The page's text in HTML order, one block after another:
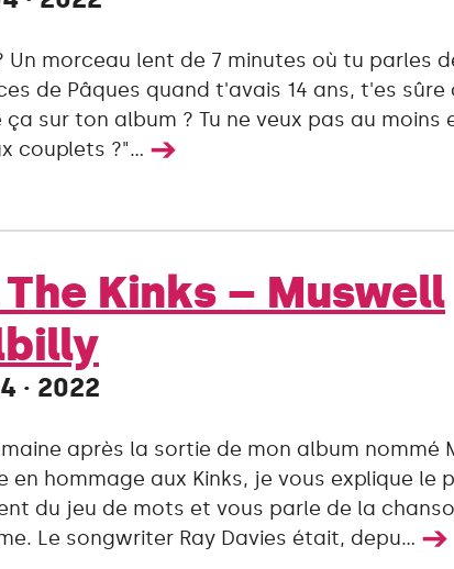
Un morceau lent de 7 minutes où tu parles
de Pâques quand t'avais 14 ans, t'es sûre
sur ton album ? Tu ne veux pas au moins
couplets ?"... ➔
The Kinks – Muswell
· 2022
après la sortie de mon album nommé
en hommage aux Kinks, je vous explique le
du jeu de mots et vous parle de la
Le songwriter Ray Davies était, depu... ➔